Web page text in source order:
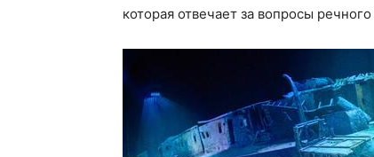
которая отвечает за вопросы